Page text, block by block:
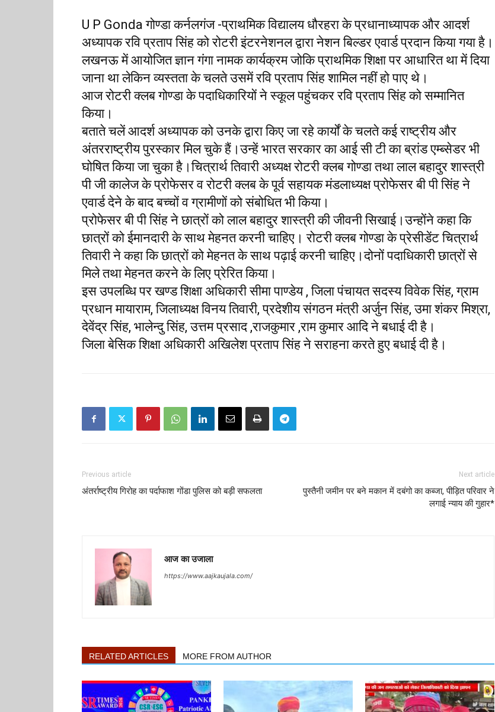
U P Gonda गोण्डा कर्नलगंज -प्राथमिक विद्यालय धौरहरा के प्रधानाध्यापक और आदर्श
अध्यापक रवि प्रताप सिंह को रोटरी इंटरनेशनल द्वारा नेशन बिल्डर एवार्ड प्रदान किया गया है।
लखनऊ में आयोजित ज्ञान गंगा नामक कार्यक्रम जोकि प्राथमिक शिक्षा पर आधारित था में दिया
जाना था लेकिन व्यस्तता के चलते उसमें रवि प्रताप सिंह शामिल नहीं हो पाए थे।
आज रोटरी क्लब गोण्डा के पदाधिकारियों ने स्कूल पहुंचकर रवि प्रताप सिंह को सम्मानित
किया।
बताते चलें आदर्श अध्यापक को उनके द्वारा किए जा रहे कार्यों के चलते कई राष्ट्रीय और
अंतरराष्ट्रीय पुरस्कार मिल चुके हैं।उन्हें भारत सरकार का आई सी टी का ब्रांड एम्ब्सेडर भी
घोषित किया जा चुका है।चित्रार्थ तिवारी अध्यक्ष रोटरी क्लब गोण्डा तथा लाल बहादुर शास्त्री
पी जी कालेज के प्रोफेसर व रोटरी क्लब के पूर्व सहायक मंडलाध्यक्ष प्रोफेसर बी पी सिंह ने
एवार्ड देने के बाद बच्चों व ग्रामीणों को संबोधित भी किया।
प्रोफेसर बी पी सिंह ने छात्रों को लाल बहादुर शास्त्री की जीवनी सिखाई।उन्होंने कहा कि
छात्रों को ईमानदारी के साथ मेहनत करनी चाहिए। रोटरी क्लब गोण्डा के प्रेसीडेंट चित्रार्थ
तिवारी ने कहा कि छात्रों को मेहनत के साथ पढ़ाई करनी चाहिए।दोनों पदाधिकारी छात्रों से
मिले तथा मेहनत करने के लिए प्रेरित किया।
इस उपलब्धि पर खण्ड शिक्षा अधिकारी सीमा पाण्डेय , जिला पंचायत सदस्य विवेक सिंह, ग्राम
प्रधान मायाराम, जिलाध्यक्ष विनय तिवारी, प्रदेशीय संगठन मंत्री अर्जुन सिंह, उमा शंकर मिश्रा,
देवेंद्र सिंह, भालेन्दु सिंह, उत्तम प्रसाद ,राजकुमार ,राम कुमार आदि ने बधाई दी है।
जिला बेसिक शिक्षा अधिकारी अखिलेश प्रताप सिंह ने सराहना करते हुए बधाई दी है।
Previous article
अंतर्राष्ट्रीय गिरोह का पर्दाफाश गोंडा पुलिस को बड़ी सफलता
Next article
पुस्तैनी जमीन पर बने मकान में दबंगो का कब्जा, पीड़ित परिवार ने
लगाई न्याय की गुहार*
आज का उजाला
https://www.aajkaujala.com/
RELATED ARTICLES MORE FROM AUTHOR